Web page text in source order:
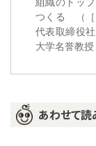
組織のトッ
つくる （［
代表取締役
大学名誉教
あわせて読